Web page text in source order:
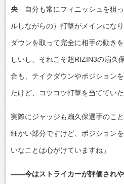
央 自分も常にフィニッシュを狙
ルしながらの）打撃がメインにな
ダウンを取って完全に相手の動き
しいし、それこそ超RIZIN3の扇久
合も、テイクダウンやポジション
たけど、コツコツ打撃を当ててい
実際にジャッジも扇久保選手のこ
細かい部分ですけど、ポジション
いなことは心がけていますね」
――今はストライカーが評価され